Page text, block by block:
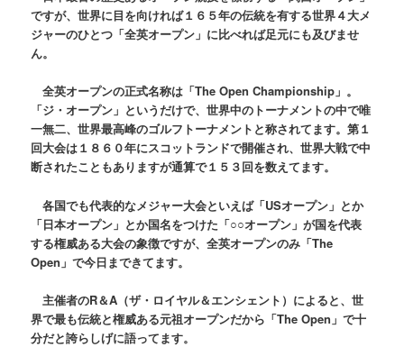
ですが、世界に目を向ければ１６５年の伝統を有する世界４大メ
ジャーのひとつ「全英オープン」に比べれば足元にも及びませ
ん。
全英オープンの正式名称は「The Open Championship」。
「ジ・オープン」というだけで、世界中のトーナメントの中で唯
一無二、世界最高峰のゴルフトーナメントと称されてます。第１
回大会は１８６０年にスコットランドで開催され、世界大戦で中
断されたこともありますが通算で１５３回を数えてます。
各国でも代表的なメジャー大会といえば「USオープン」とか
「日本オープン」とか国名をつけた「○○オープン」が国を代表
する権威ある大会の象徴ですが、全英オープンのみ「The
Open」で今日まできてます。
主催者のR＆A（ザ・ロイヤル＆エンシェント）によると、世
界で最も伝統と権威ある元祖オープンだから「The Open」で十
分だと誇らしげに語ってます。